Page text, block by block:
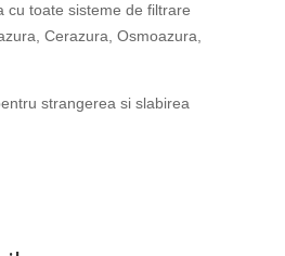
cu toate sisteme de filtrare
Cerazura, Osmoazura,
strangerea si slabirea